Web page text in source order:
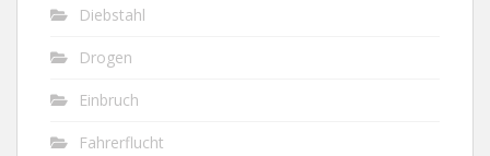
Diebstahl
Drogen
Einbruch
Fahrerflucht